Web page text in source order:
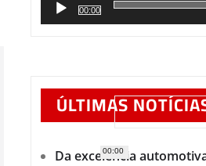
00:00
00:00
ÚLTIMAS
Da excelência